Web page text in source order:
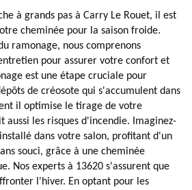
à grands pas à Carry Le Rouet, il est
cheminée pour la saison froide.
ramonage, nous comprenons
pour assurer votre confort et
est une étape cruciale pour
de créosote qui s'accumulent dans
il optimise le tirage de votre
aussi les risques d'incendie. Imaginez-
dans votre salon, profitant d'un
souci, grâce à une cheminée
Nos experts à 13620 s'assurent que
l'hiver. En optant pour les